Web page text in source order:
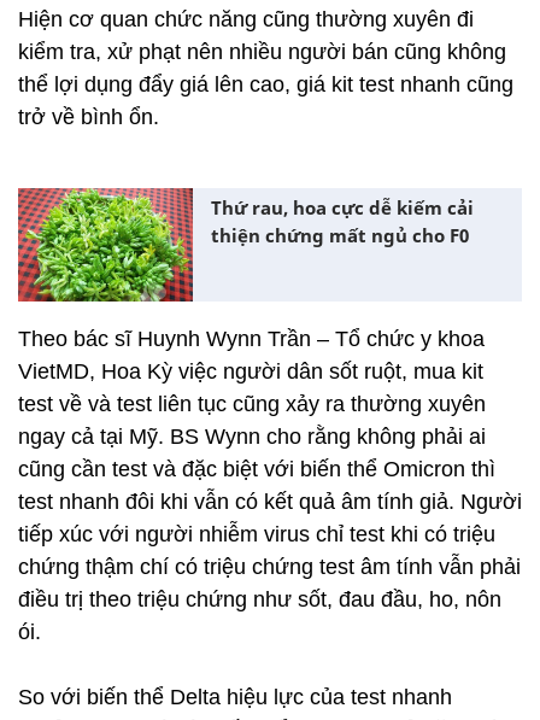
Hiện cơ quan chức năng cũng thường xuyên đi
kiểm tra, xử phạt nên nhiều người bán cũng không
thể lợi dụng đẩy giá lên cao, giá kit test nhanh cũng
trở về bình ổn.
Thứ rau, hoa cực dễ kiếm cải
thiện chứng mất ngủ cho F0
Theo bác sĩ Huynh Wynn Trần – Tổ chức y khoa
VietMD, Hoa Kỳ việc người dân sốt ruột, mua kit
test về và test liên tục cũng xảy ra thường xuyên
ngay cả tại Mỹ. BS Wynn cho rằng không phải ai
cũng cần test và đặc biệt với biến thể Omicron thì
test nhanh đôi khi vẫn có kết quả âm tính giả. Người
tiếp xúc với người nhiễm virus chỉ test khi có triệu
chứng thậm chí có triệu chứng test âm tính vẫn phải
điều trị theo triệu chứng như sốt, đau đầu, ho, nôn
ói.
So với biến thể Delta hiệu lực của test nhanh